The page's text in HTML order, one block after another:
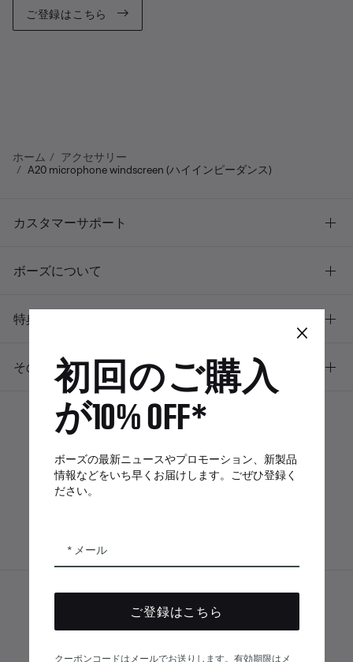
ご登録はこちら
ホーム
アクセサリー
A20 microphone windscreen (ハイインピーダンス)
カスタマーサポート
ボーズについて
特典
その他のリンク
プリ
App
© Bose Corporation 2026 サイトマップ
法的事項 プライバシーポリシー
アクセシビリティ
×
初回のご購入
が10% OFF*
ボーズの最新ニュースやプロモーション、新製品
情報などをいち早くお届けします。ごぜひ登録く
ださい。
メール
ご登録はこちら
クーポンコードはメールでお送りします。有効期限はメ